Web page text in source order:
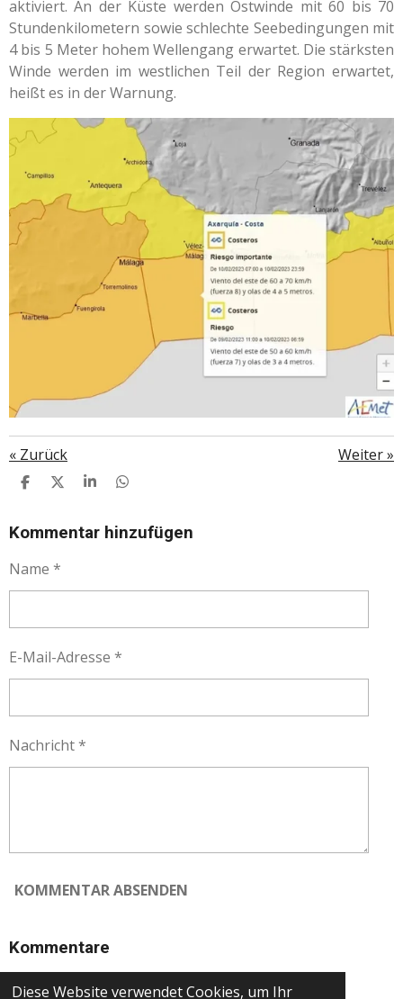
Diese Website verwendet Cookies, um Ihr
aktiviert. An der Küste werden Ostwinde mit 60 bis 70
Stundenkilometern sowie schlechte Seebedingungen mit
4 bis 5 Meter hohem Wellengang erwartet. Die stärksten
Winde werden im westlichen Teil der Region erwartet,
heißt es in der Warnung.
« Zurück Weiter»
T
L
T
L
T
L
T
L
Kommentar hinzufügen
Name *
E-Mail-Adresse *
Nachricht *
KOMMENTAR ABSENDEN
Kommentare
Es gibt noch keine Kommentare.